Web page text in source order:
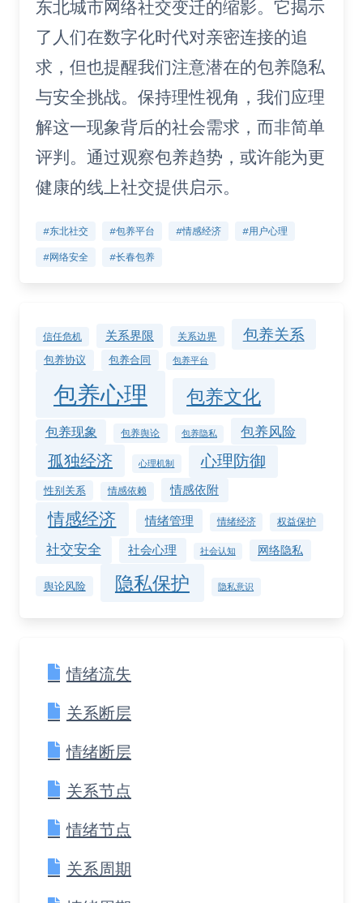
东北城市网络社交变迁的缩影。它揭示
了人们在数字化时代对亲密连接的追
求，但也提醒我们注意潜在的包养隐私
与安全挑战。保持理性视角，我们应理
解这一现象背后的社会需求，而非简单
评判。通过观察包养趋势，或许能为更
健康的线上社交提供启示。
#东北社交 #包养平台 #情感经济 #用户心理
#网络安全 #长春包养
信任危机 关系界限 关系边界 包养关系
包养协议 包养合同 包养平台
包养心理 包养文化
包养现象 包养舆论 包养隐私 包养风险
孤独经济 心理机制 心理防御
性别关系 情感依赖 情感依附
情感经济 情绪管理 情绪经济 权益保护
社交安全 社会心理 社会认知 网络隐私
舆论风险 隐私保护 隐私意识
情绪流失
关系断层
情绪断层
关系节点
情绪节点
关系周期